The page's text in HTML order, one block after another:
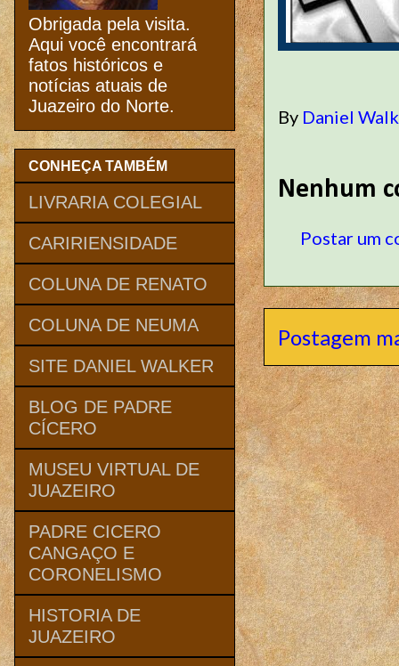
By Daniel
Nenhum
Postar um
Postagem
Obrigada pela visita.
Aqui você encontrará
fatos históricos e
notícias atuais de
Juazeiro do Norte.
CONHEÇA TAMBÉM
LIVRARIA COLEGIAL
CARIRIENSIDADE
COLUNA DE RENATO
COLUNA DE NEUMA
SITE DANIEL WALKER
BLOG DE PADRE
CÍCERO
MUSEU VIRTUAL DE
JUAZEIRO
PADRE CICERO
CANGAÇO E
CORONELISMO
HISTORIA DE
JUAZEIRO